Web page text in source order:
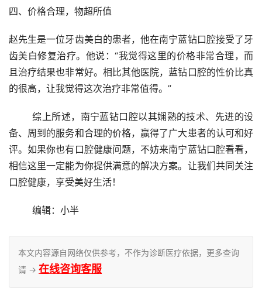
四、价格合理，物超所值
赵先生是一位牙齿美白的患者，他在南宁蓝钻口腔接受了牙
齿美白修复治疗。他说：“我觉得这里的价格非常合理，而
且治疗结果也非常好。相比其他医院，蓝钻口腔的性价比真
的很高，让我觉得这次治疗非常值得。”
	综上所述，南宁蓝钻口腔以其娴熟的技术、先进的设
备、周到的服务和合理的价格，赢得了广大患者的认可和好
评。如果你也有口腔健康问题，不妨来南宁蓝钻口腔看看，
相信这里一定能为你提供满意的解决方案。让我们共同关注
口腔健康，享受美好生活！
	编辑：小半
本文内容源自网络仅供参考，不作为诊断医疗依据，更多查询
请 → 在线咨询客服